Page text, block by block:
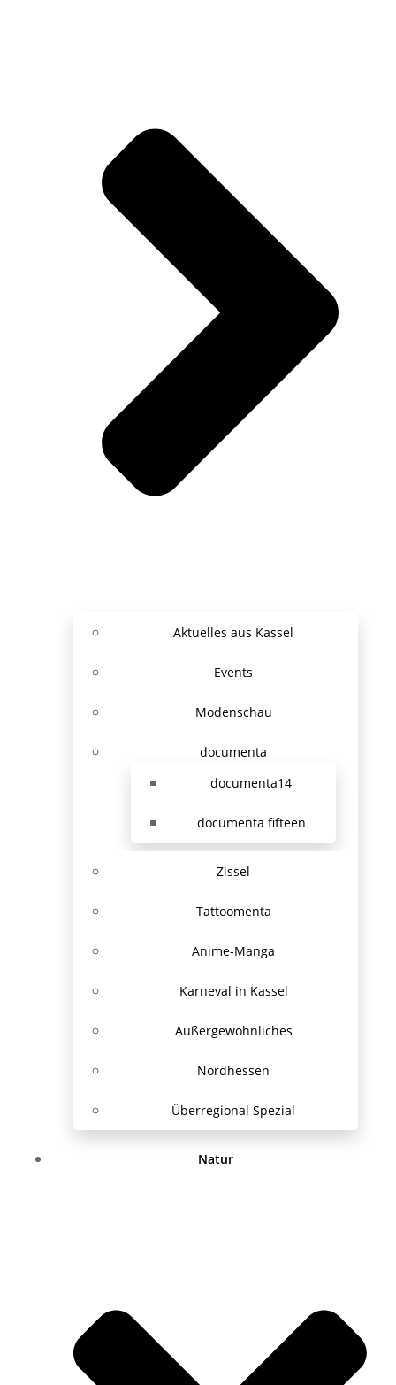
Aktuelles aus Kassel
Events
Modenschau
documenta
documenta14
documenta fifteen
Zissel
Tattoomenta
Anime-Manga
Karneval in Kassel
Außergewöhnliches
Nordhessen
Überregional Spezial
Natur